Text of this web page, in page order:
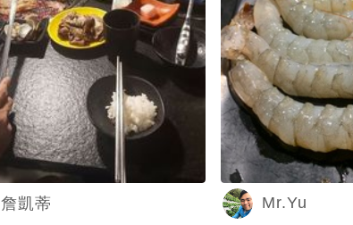
詹凱蒂 Mr.Yu